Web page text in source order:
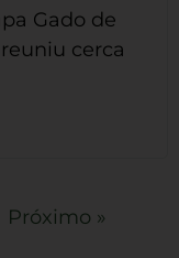
Gado de
cerca
Próximo »